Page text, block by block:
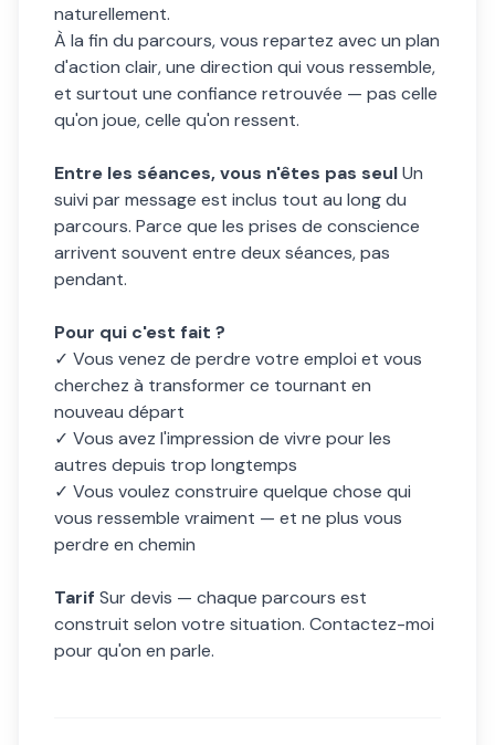
naturellement.
À la fin du parcours, vous repartez avec un plan
d'action clair, une direction qui vous ressemble,
et surtout une confiance retrouvée — pas celle
qu'on joue, celle qu'on ressent.
Entre les séances, vous n'êtes pas seulUn
suivi par message est inclus tout au long du
parcours. Parce que les prises de conscience
arrivent souvent entre deux séances, pas
pendant.
Pour qui c'est fait ?
✓ Vous venez de perdre votre emploi et vous
cherchez à transformer ce tournant en
nouveau départ
✓ Vous avez l'impression de vivre pour les
autres depuis trop longtemps
✓ Vous voulez construire quelque chose qui
vous ressemble vraiment — et ne plus vous
perdre en chemin
Tarif Sur devis — chaque parcours est
construit selon votre situation. Contactez-moi
pour qu'on en parle.